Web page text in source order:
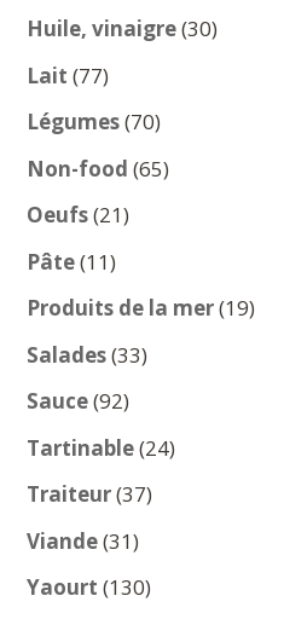
produits
Huile, vinaigre 3030
Lait 7777
produits
Légumes 7070
produits
Non-food 6565
Oeufs 2121
Pâte 1111
produits
Produits de la mer 1919
Salades 3333
Sauce 9292
produits
Tartinable 2424
Traiteur 3737
Viande 3131
produits
Yaourt 130130